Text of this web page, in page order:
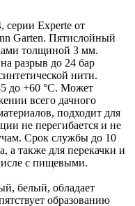
Experte от
Garten. Пятислойный
толщиной 3 мм.
разрыв до 24 бар
нити.
до +60 °C. Может
всего дачного
подходит для
не перегибается и не
Срок службы до 10
а также для перекачки и
с пищевыми.
белый, обладает
образованию